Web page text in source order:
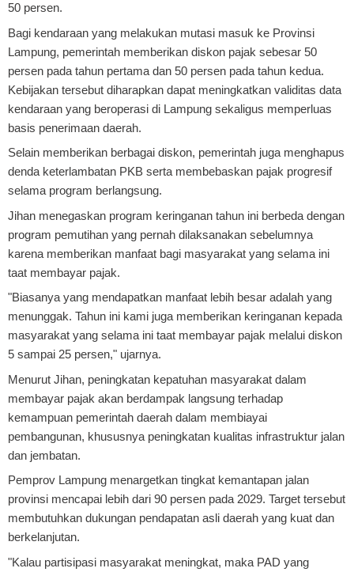
50 persen.
Bagi kendaraan yang melakukan mutasi masuk ke Provinsi
Lampung, pemerintah memberikan diskon pajak sebesar 50
persen pada tahun pertama dan 50 persen pada tahun kedua.
Kebijakan tersebut diharapkan dapat meningkatkan validitas data
kendaraan yang beroperasi di Lampung sekaligus memperluas
basis penerimaan daerah.
Selain memberikan berbagai diskon, pemerintah juga menghapus
denda keterlambatan PKB serta membebaskan pajak progresif
selama program berlangsung.
Jihan menegaskan program keringanan tahun ini berbeda dengan
program pemutihan yang pernah dilaksanakan sebelumnya
karena memberikan manfaat bagi masyarakat yang selama ini
taat membayar pajak.
"Biasanya yang mendapatkan manfaat lebih besar adalah yang
menunggak. Tahun ini kami juga memberikan keringanan kepada
masyarakat yang selama ini taat membayar pajak melalui diskon
5 sampai 25 persen," ujarnya.
Menurut Jihan, peningkatan kepatuhan masyarakat dalam
membayar pajak akan berdampak langsung terhadap
kemampuan pemerintah daerah dalam membiayai
pembangunan, khususnya peningkatan kualitas infrastruktur jalan
dan jembatan.
Pemprov Lampung menargetkan tingkat kemantapan jalan
provinsi mencapai lebih dari 90 persen pada 2029. Target tersebut
membutuhkan dukungan pendapatan asli daerah yang kuat dan
berkelanjutan.
"Kalau partisipasi masyarakat meningkat, maka PAD yang